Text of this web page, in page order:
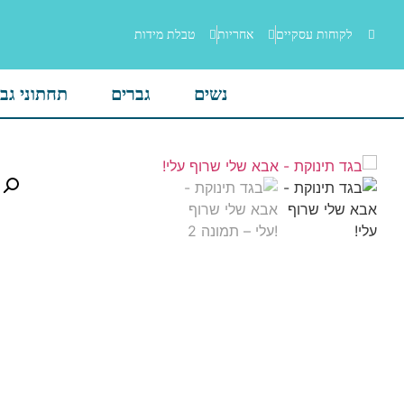
לקוחות עסקיים אחריות טבלת מידות
נשים גברים תחתוני